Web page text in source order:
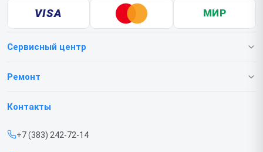
VISA МИР
Сервисный центр
О нашем сервисе
Срочный ремонт
Ремонт
Телефонов
Контакты
+7 (383) 242-72-14